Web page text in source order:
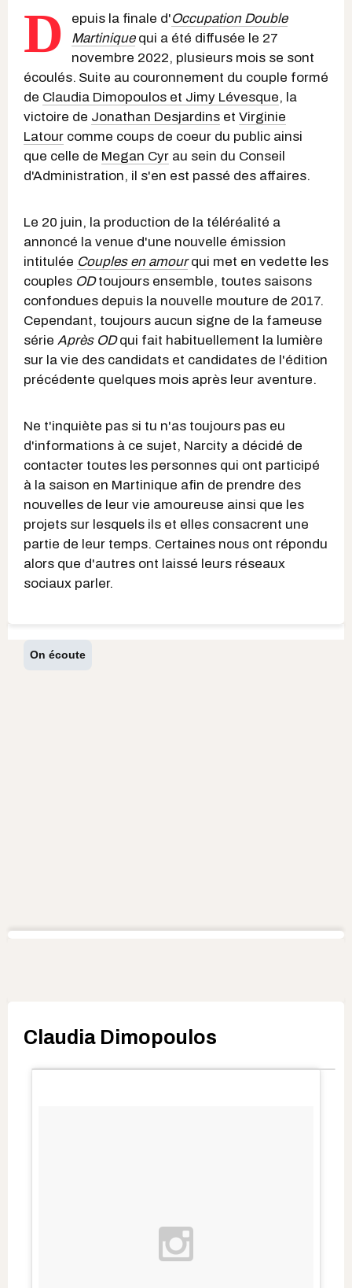
D epuis la finale d'Occupation Double
Martiniquequi a été diffusée le 27
novembre 2022, plusieurs mois se sont
écoulés. Suite au couronnement du couple formé
de Claudia Dimopoulos et Jimy Lévesque, la
victoire de Jonathan Desjardins et Virginie
Latour comme coups de coeur du public ainsi
que celle de Megan Cyr au sein du Conseil
d'Administration, il s'en est passé des affaires.
Le 20 juin, la production de la téléréalité a
annoncé la venue d'une nouvelle émission
intitulée Couples en amour qui met en vedette les
couples ODtoujours ensemble, toutes saisons
confondues depuis la nouvelle mouture de 2017.
Cependant, toujours aucun signe de la fameuse
série Après ODqui fait habituellement la lumière
sur la vie des candidats et candidates de l'édition
précédente quelques mois après leur aventure.
Ne t'inquiète pas si tu n'as toujours pas eu
d'informations à ce sujet, Narcity a décidé de
contacter toutes les personnes qui ont participé
à la saison en Martinique afin de prendre des
nouvelles de leur vie amoureuse ainsi que les
projets sur lesquels ils et elles consacrent une
partie de leur temps. Certaines nous ont répondu
alors que d'autres ont laissé leurs réseaux
sociaux parler.
On écoute
Claudia Dimopoulos